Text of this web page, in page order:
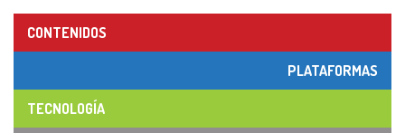
CONTENIDOS
PLATAFORMAS
TECNOLOGÍA